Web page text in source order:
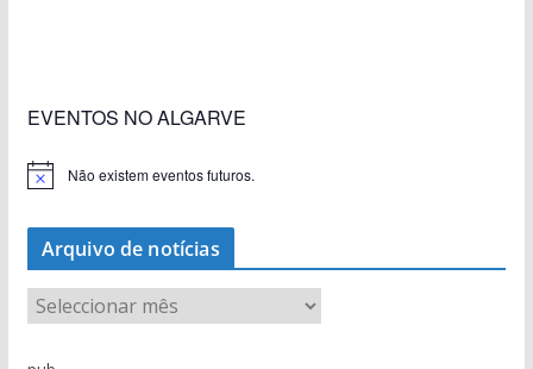
EVENTOS NO ALGARVE
Não existem eventos futuros.
Arquivo de notícias
r
q